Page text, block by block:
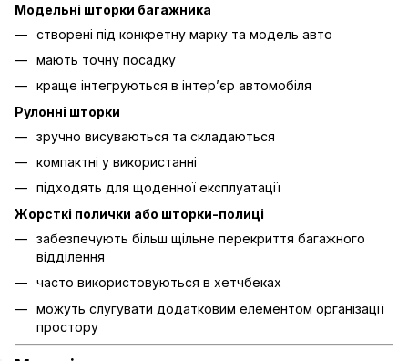
Модельні шторки багажника
створені під конкретну марку та модель авто
мають точну посадку
краще інтегруються в інтер’єр автомобіля
Рулонні шторки
зручно висуваються та складаються
компактні у використанні
підходять для щоденної експлуатації
Жорсткі полички або шторки-полиці
забезпечують більш щільне перекриття багажного
відділення
часто використовуються в хетчбеках
можуть слугувати додатковим елементом організації
простору